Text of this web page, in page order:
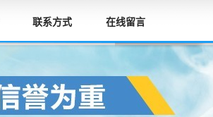
联系方式 在线留言